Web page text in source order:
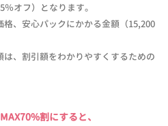
オフ）となります。
、安心パックにかかる金額（15,200
、割引額をわかりやすくするための
割にすると、